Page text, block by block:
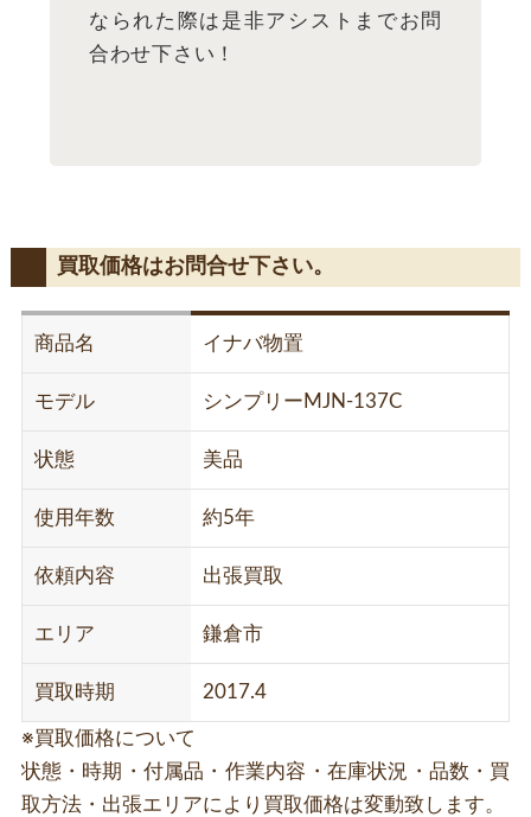
なられた際は是非アシストまでお問
合わせ下さい！
買取価格はお問合せ下さい。
商品名 イナバ物置
モデル シンプリーMJN-137C
状態 美品
使用年数 約5年
依頼内容 出張買取
エリア 鎌倉市
買取時期 2017.4
※買取価格について
状態・時期・付属品・作業内容・在庫状況・品数・買
取方法・出張エリアにより買取価格は変動致します。